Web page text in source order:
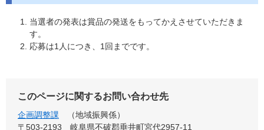
当選者の発表は賞品の発送をもってかえさせていただきま
す。
応募は1人につき、1回までです。
このページに関するお問い合わせ先
企画調整課
地域振興係
〒503-2193
岐阜県不破郡垂井町宮代2957-11